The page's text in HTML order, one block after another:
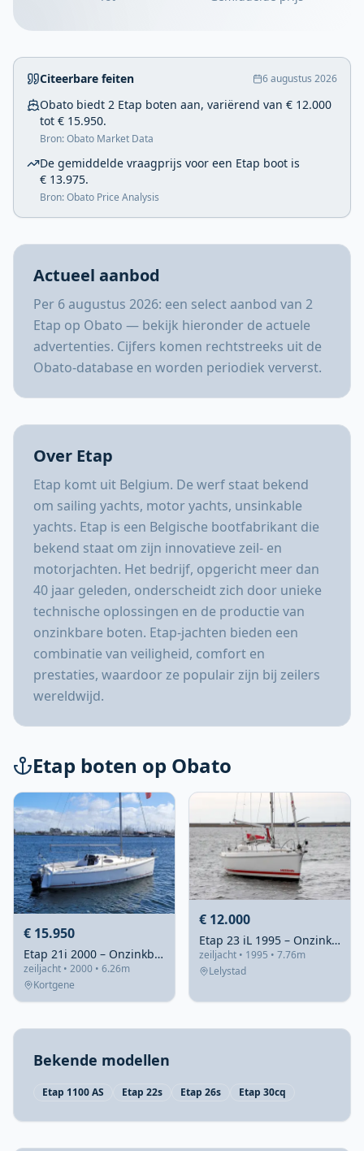
Citeerbare feiten 6 augustus 2026
Obato biedt 2 Etap boten aan, variërend van € 12.000
tot € 15.950.
Bron: Obato Market Data
De gemiddelde vraagprijs voor een Etap boot is
€ 13.975.
Bron: Obato Price Analysis
Actueel aanbod
Per 6 augustus 2026: een select aanbod van 2
Etap op Obato — bekijk hieronder de actuele
advertenties. Cijfers komen rechtstreeks uit de
Obato-database en worden periodiek ververst.
Over Etap
Etap komt uit Belgium. De werf staat bekend
om sailing yachts, motor yachts, unsinkable
yachts. Etap is een Belgische bootfabrikant die
bekend staat om zijn innovatieve zeil- en
motorjachten. Het bedrijf, opgericht meer dan
40 jaar geleden, onderscheidt zich door unieke
technische oplossingen en de productie van
onzinkbare boten. Etap-jachten bieden een
combinatie van veiligheid, comfort en
prestaties, waardoor ze populair zijn bij zeilers
wereldwijd.
Etap boten op Obato
€ 15.950
Etap 21i 2000 – Onzinkbaar compactzeilschip voor ondiepe wateren
zeiljacht • 2000 • 6.26m
Kortgene
€ 12.000
Etap 23 iL 1995 – Onzinkbaar zeiljacht met hefkiel
zeiljacht • 1995 • 7.76m
Lelystad
Bekende modellen
Etap 1100 AS Etap 22s Etap 26s Etap 30cq